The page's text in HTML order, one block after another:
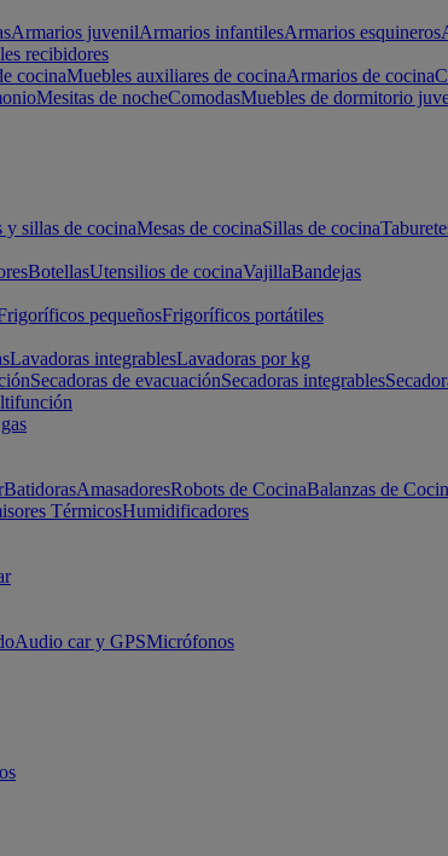
Armarios juvenilArmarios infantilesArmarios esquineros
recibidores
cocinaMuebles auxiliares de cocinaArmarios de cocina
Mesitas de nocheComodasMuebles de dormitorio
y sillas de cocinaMesas de cocinaSillas de cocina
BotellasUtensilios de cocinaVajillaBandejas
pequeñosFrigoríficos portátiles
Lavadoras integrablesLavadoras por kg
Secadoras de evacuaciónSecadoras integrables
BatidorasAmasadoresRobots de CocinaBalanzas de
TérmicosHumidificadores
Audio car y GPSMicrófonos